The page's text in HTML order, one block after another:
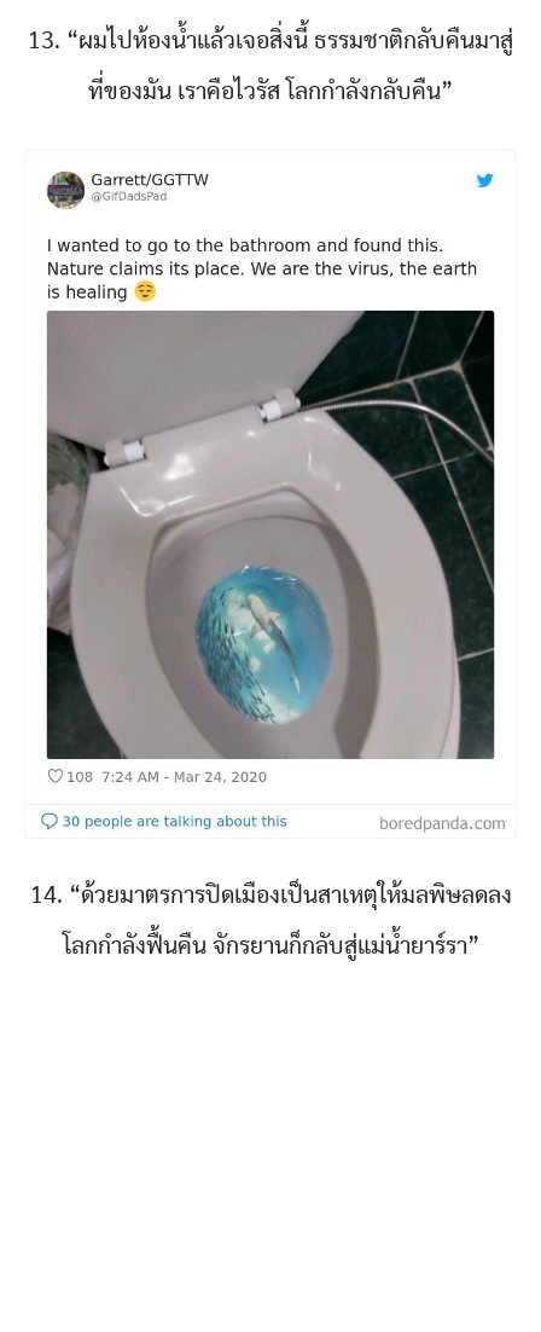
13. “ผมไปห้องน้ำแล้วเจอสิ่งนี้ ธรรมชาติกลับคืนมาสู่
ที่ของมัน เราคือไวรัส โลกกำลังกลับคืน”
14. “ด้วยมาตรการปิดเมืองเป็นสาเหตุให้มลพิษลดลง
โลกกำลังฟื้นคืน จักรยานก็กลับสู่แม่น้ำยาร์รา”